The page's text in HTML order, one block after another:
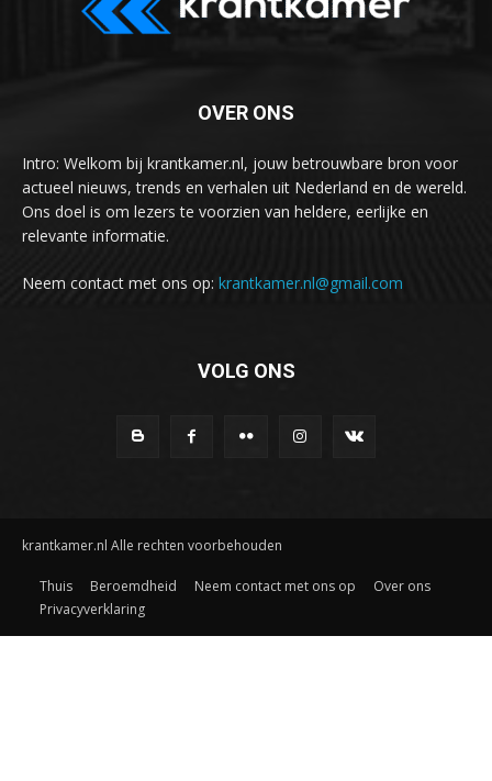
OVER ONS
Intro: Welkom bij krantkamer.nl, jouw betrouwbare bron voor
actueel nieuws, trends en verhalen uit Nederland en de wereld.
Ons doel is om lezers te voorzien van heldere, eerlijke en
relevante informatie.
Neem contact met ons op: krantkamer.nl@gmail.com
VOLG ONS
krantkamer.nl Alle rechten voorbehouden
Thuis Beroemdheid Neem contact met ons op
Over ons
Privacyverklaring